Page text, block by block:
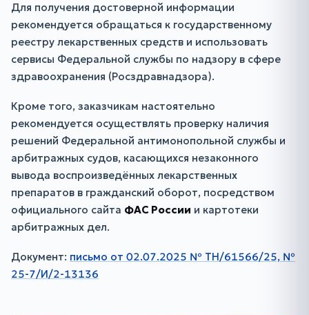
Для получения достоверной информации
рекомендуется обращаться к государственному
реестру лекарственных средств и использовать
сервисы Федеральной службы по надзору в сфере
здравоохранения (Росздравнадзора).
Кроме того, заказчикам настоятельно
рекомендуется осуществлять проверку наличия
решений Федеральной антимонопольной службы и
арбитражных судов, касающихся незаконного
вывода воспроизведённых лекарственных
препаратов в гражданский оборот, посредством
официального сайта ФАС России и картотеки
арбитражных дел.
Документ: письмо от 02.07.2025 № ТН/61566/25, №
25-7/И/2-13136